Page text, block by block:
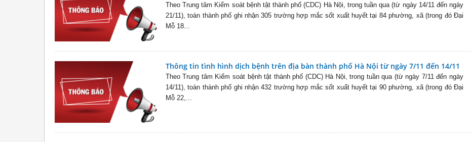
Theo Trung tâm Kiểm soát bệnh tật thành phố (CDC) Hà Nội, trong tuần qua (từ ngày 14/11 đến ngày
21/11), toàn thành phố ghi nhận 305 trường hợp mắc sốt xuất huyết tại 84 phường, xã (trong đó Đại
Mỗ 18...
Thông tin tình hình dịch bệnh trên địa bàn thành phố Hà Nội từ ngày 7/11 đến 14/11
Theo Trung tâm Kiểm soát bệnh tật thành phố (CDC) Hà Nội, trong tuần qua (từ ngày 7/11 đến ngày
14/11), toàn thành phố ghi nhận 432 trường hợp mắc sốt xuất huyết tại 90 phường, xã (trong đó Đại
Mỗ 22,...